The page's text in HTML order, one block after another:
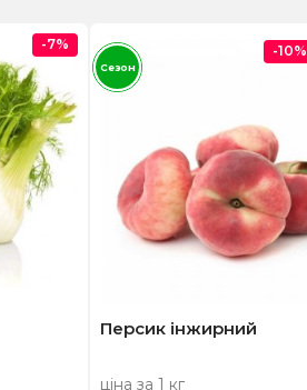
-7%
Персик інжирний
ціна за 1 кг
-10%
Сезон